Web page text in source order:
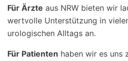
Für Ärzte aus NRW bieten wir
wertvolle Unterstützung in
urologischen Alltags an.
Für Patienten haben wir es uns